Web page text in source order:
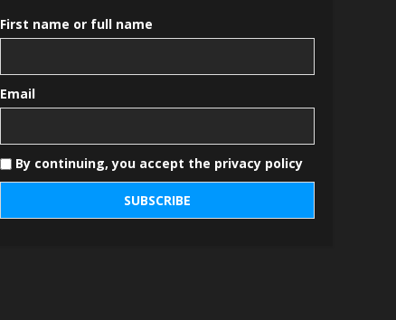
First name or full name
Email
By continuing, you accept the privacy policy